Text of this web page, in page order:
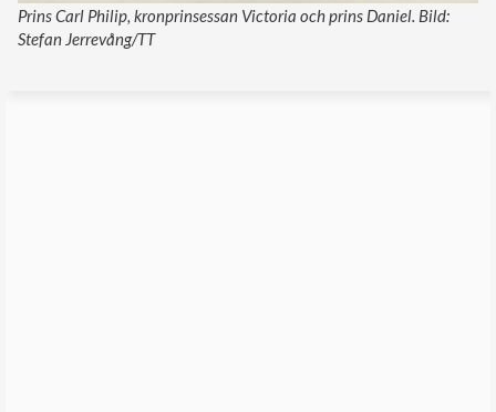
Prins Carl Philip, kronprinsessan Victoria och prins Daniel. Bild:
Stefan Jerrevång/TT